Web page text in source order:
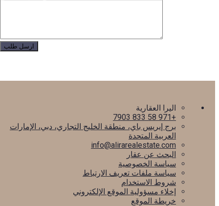
اليرا العقارية
+971 58 833 7903
برج إيريس باي، منطقة الخليج التجاري، دبي، الإمارات
العربية المتحدة
info@alirarealestate.com
البحث عن عقار
سياسة الخصوصية
سياسة ملفات تعريف الارتباط
شروط الاستخدام
إخلاء مسؤولية الموقع الإلكتروني
خريطة الموقع